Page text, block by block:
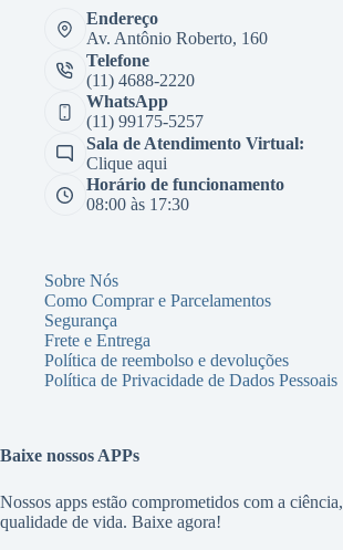
Endereço
Av. Antônio Roberto, 160
Telefone
(11) 4688-2220
WhatsApp
(11) 99175-5257
Sala de Atendimento Virtual:
Clique aqui
Horário de funcionamento
08:00 às 17:30
Sobre Nós
Como Comprar e Parcelamentos
Segurança
Frete e Entrega
Política de reembolso e devoluções
Política de Privacidade de Dados Pessoais
Baixe nossos APPs
Nossos apps estão comprometidos com a
qualidade de vida. Baixe agora!